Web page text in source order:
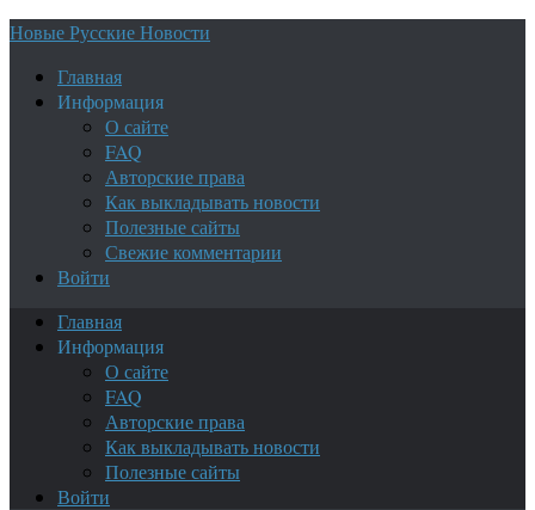
Новые Русские Новости
Главная
Информация
О сайте
FAQ
Авторские права
Как выкладывать новости
Полезные сайты
Свежие комментарии
Войти
Главная
Информация
О сайте
FAQ
Авторские права
Как выкладывать новости
Полезные сайты
Войти